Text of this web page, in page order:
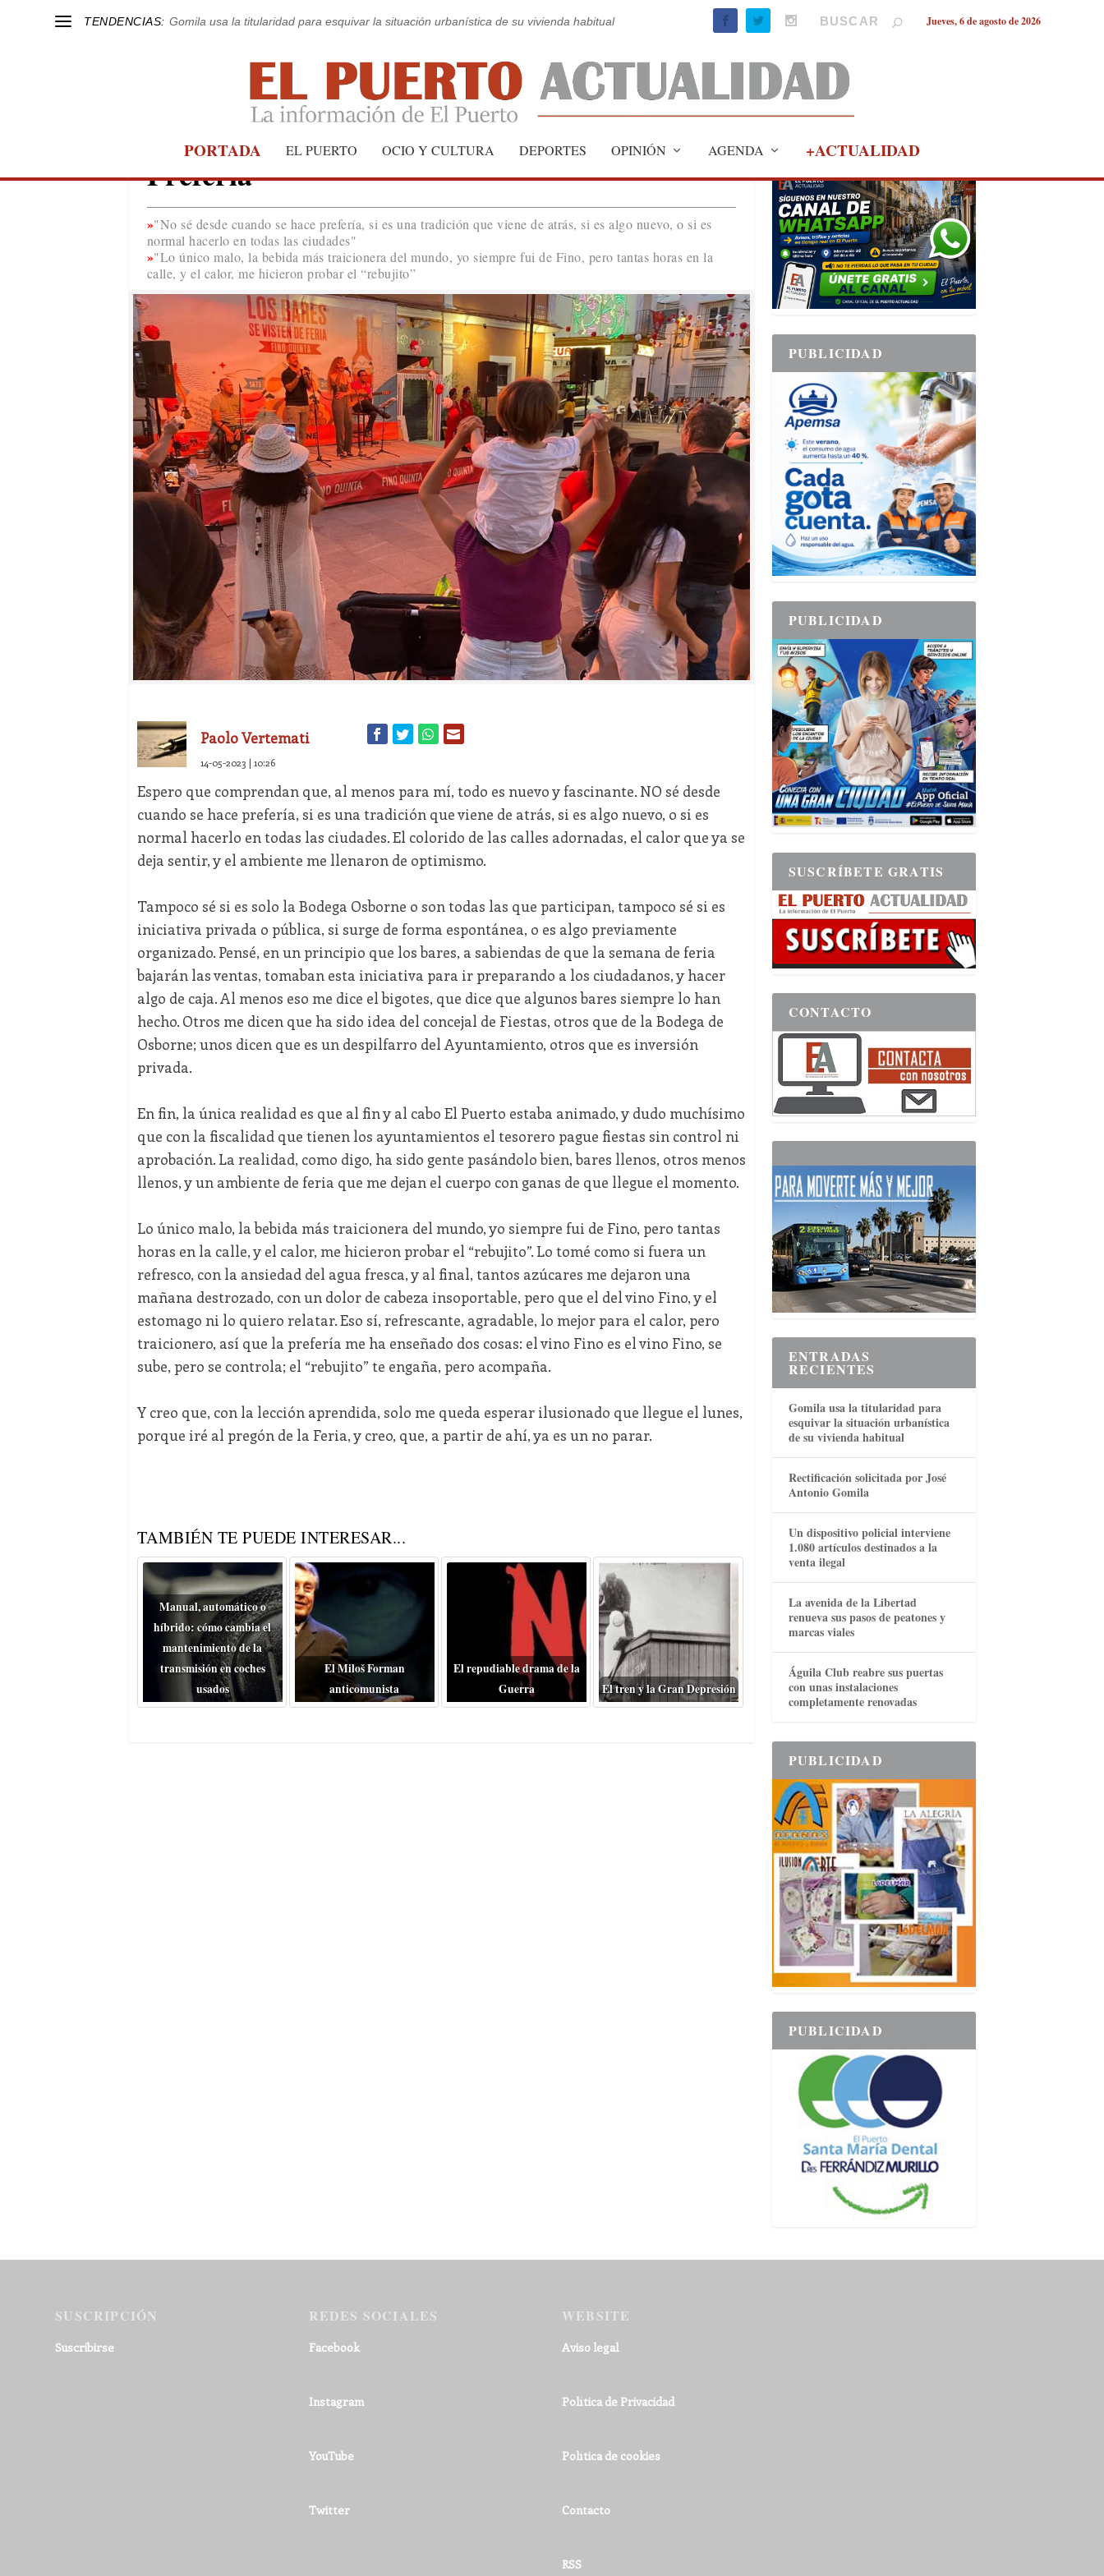
TENDENCIAS: Gomila usa la titularidad para esquivar la situación urbanística de su vivienda habitual Jueves, 6 de agosto de 2026
PORTADA EL PUERTO OCIO Y CULTURA DEPORTES OPINIÓN AGENDA +ACTUALIDAD
CAPÍTULO XL
Preferia
"No sé desde cuando se hace prefería, si es una tradición que viene de atrás, si es algo nuevo, o si es
normal hacerlo en todas las ciudades"
"Lo único malo, la bebida más traicionera del mundo, yo siempre fui de Fino, pero tantas horas en la
calle, y el calor, me hicieron probar el “rebujito”
Paolo Vertemati
14-05-2023 | 10:26
Espero que comprendan que, al menos para mí, todo es nuevo y fascinante. NO sé desde
cuando se hace prefería, si es una tradición que viene de atrás, si es algo nuevo, o si es
normal hacerlo en todas las ciudades. El colorido de las calles adornadas, el calor que ya se
deja sentir, y el ambiente me llenaron de optimismo.
Tampoco sé si es solo la Bodega Osborne o son todas las que participan, tampoco sé si es
iniciativa privada o pública, si surge de forma espontánea, o es algo previamente
organizado. Pensé, en un principio que los bares, a sabiendas de que la semana de feria
bajarán las ventas, tomaban esta iniciativa para ir preparando a los ciudadanos, y hacer
algo de caja. Al menos eso me dice el bigotes, que dice que algunos bares siempre lo han
hecho. Otros me dicen que ha sido idea del concejal de Fiestas, otros que de la Bodega de
Osborne; unos dicen que es un despilfarro del Ayuntamiento, otros que es inversión
privada.
En fin, la única realidad es que al fin y al cabo El Puerto estaba animado, y dudo muchísimo
que con la fiscalidad que tienen los ayuntamientos el tesorero pague fiestas sin control ni
aprobación. La realidad, como digo, ha sido gente pasándolo bien, bares llenos, otros menos
llenos, y un ambiente de feria que me dejan el cuerpo con ganas de que llegue el momento.
Lo único malo, la bebida más traicionera del mundo, yo siempre fui de Fino, pero tantas
horas en la calle, y el calor, me hicieron probar el “rebujito”. Lo tomé como si fuera un
refresco, con la ansiedad del agua fresca, y al final, tantos azúcares me dejaron una
mañana destrozado, con un dolor de cabeza insoportable, pero que el del vino Fino, y el
estomago ni lo quiero relatar. Eso sí, refrescante, agradable, lo mejor para el calor, pero
traicionero, así que la prefería me ha enseñado dos cosas: el vino Fino es el vino Fino, se
sube, pero se controla; el “rebujito” te engaña, pero acompaña.
Y creo que, con la lección aprendida, solo me queda esperar ilusionado que llegue el lunes,
porque iré al pregón de la Feria, y creo, que, a partir de ahí, ya es un no parar.
TAMBIÉN TE PUEDE INTERESAR...
Manual, automático o
híbrido: cómo cambia el
mantenimiento de la
transmisión en coches
usados
El Miloš Forman
anticomunista
El repudiable drama de la
Guerra
El tren y la Gran Depresión
PUBLICIDAD
PUBLICIDAD
PUBLICIDAD
SUSCRÍBETE GRATIS
CONTACTO
ENTRADAS
RECIENTES
Gomila usa la titularidad para
esquivar la situación urbanística
de su vivienda habitual
Rectificación solicitada por José
Antonio Gomila
Un dispositivo policial interviene
1.080 artículos destinados a la
venta ilegal
La avenida de la Libertad
renueva sus pasos de peatones y
marcas viales
Águila Club reabre sus puertas
con unas instalaciones
completamente renovadas
PUBLICIDAD
PUBLICIDAD
SUSCRIPCIÓN
Suscribirse
REDES SOCIALES
Facebook
Instagram
YouTube
Twitter
WEBSITE
Aviso legal
Política de Privacidad
Política de cookies
Contacto
RSS